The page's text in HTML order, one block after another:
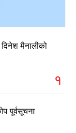
दिनेश मैनालीको
१
पूर्वसूचना